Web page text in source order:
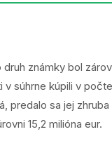
známky bol
súhrne kúpili v
sa jej
15,2 milióna eur.